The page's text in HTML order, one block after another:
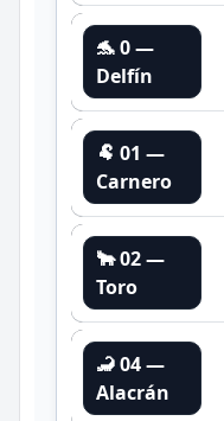
🐬 0 —
Delfín
🐏 01 —
Carnero
🐂 02 —
Toro
🦂 04 —
Alacrán